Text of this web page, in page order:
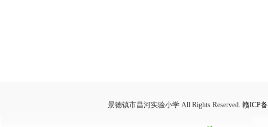
景德镇市昌河实验小学 All Rights Reserved. 赣ICP